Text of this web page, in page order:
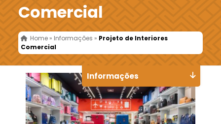
Comercial
Home » Informações » Projeto de Interiores
Comercial
Informações